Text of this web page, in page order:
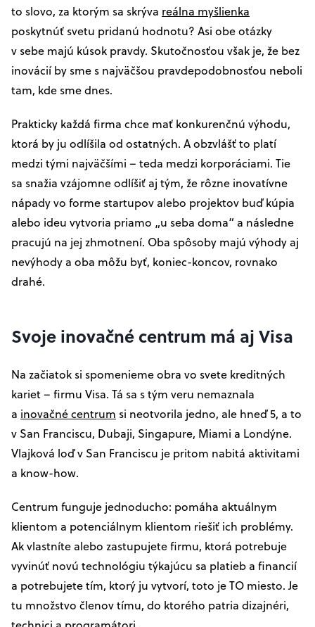
to slovo, za ktorým sa skrýva reálna myšlienka
poskytnúť svetu pridanú hodnotu? Asi obe otázky
v sebe majú kúsok pravdy. Skutočnosťou však je, že bez
inovácií by sme s najväčšou pravdepodobnosťou neboli
tam, kde sme dnes.
Prakticky každá firma chce mať konkurenčnú výhodu,
ktorá by ju odlíšila od ostatných. A obzvlášť to platí
medzi tými najväčšími – teda medzi korporáciami. Tie
sa snažia vzájomne odlíšiť aj tým, že rôzne inovatívne
nápady vo forme startupov alebo projektov buď kúpia
alebo ideu vytvoria priamo „u seba doma“ a následne
pracujú na jej zhmotnení. Oba spôsoby majú výhody aj
nevýhody a oba môžu byť, koniec-koncov, rovnako
drahé.
Svoje inovačné centrum má aj Visa
Na začiatok si spomenieme obra vo svete kreditných
kariet – firmu Visa. Tá sa s tým veru nemaznala
a inovačné centrum si neotvorila jedno, ale hneď 5, a to
v San Franciscu, Dubaji, Singapure, Miami a Londýne.
Vlajková loď v San Franciscu je pritom nabitá aktivitami
a know-how.
Centrum funguje jednoducho: pomáha aktuálnym
klientom a potenciálnym klientom riešiť ich problémy.
Ak vlastníte alebo zastupujete firmu, ktorá potrebuje
vyvinúť novú technológiu týkajúcu sa platieb a financií
a potrebujete tím, ktorý ju vytvorí, toto je TO miesto. Je
tu množstvo členov tímu, do ktorého patria dizajnéri,